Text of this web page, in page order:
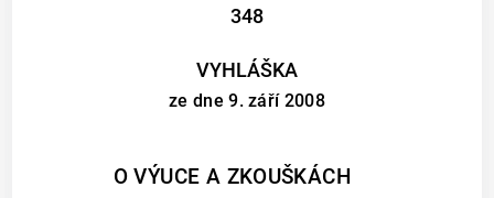
348
VYHLÁŠKA
ze dne 9. září 2008
O VÝUCE A ZKOUŠKÁCH